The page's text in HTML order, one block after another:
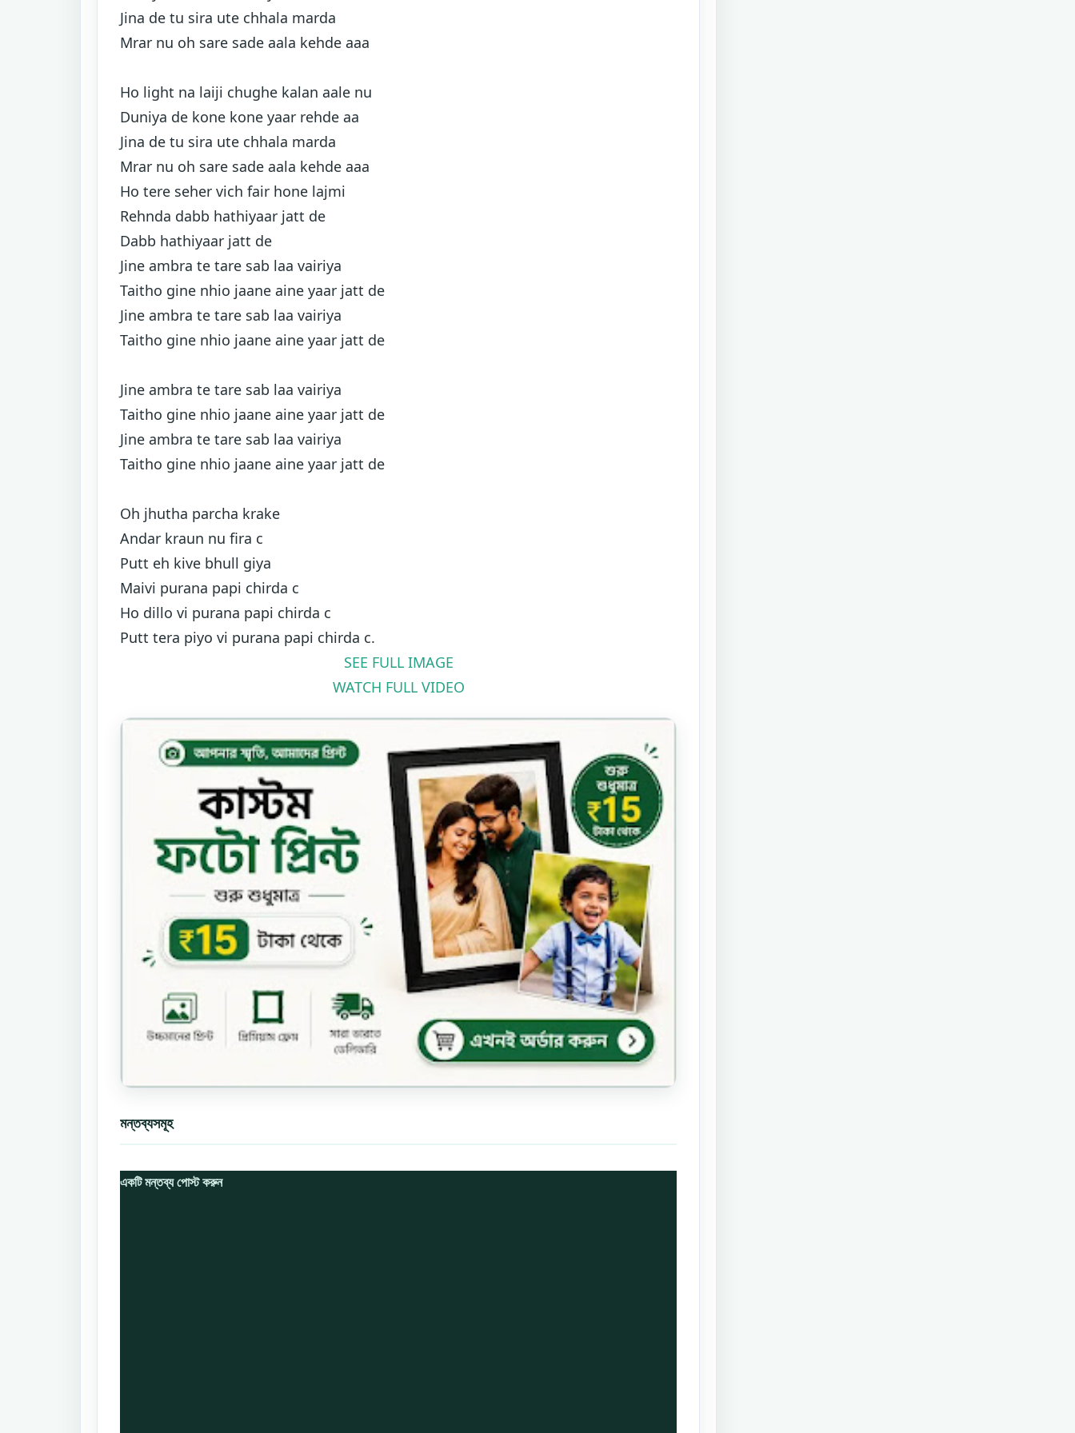
Jina de tu sira ute chhala marda
Mrar nu oh sare sade aala kehde aaa
Ho light na laiji chughe kalan aale nu
Duniya de kone kone yaar rehde aa
Jina de tu sira ute chhala marda
Mrar nu oh sare sade aala kehde aaa
Ho tere seher vich fair hone lajmi
Rehnda dabb hathiyaar jatt de
Dabb hathiyaar jatt de
Jine ambra te tare sab laa vairiya
Taitho gine nhio jaane aine yaar jatt de
Jine ambra te tare sab laa vairiya
Taitho gine nhio jaane aine yaar jatt de
Jine ambra te tare sab laa vairiya
Taitho gine nhio jaane aine yaar jatt de
Jine ambra te tare sab laa vairiya
Taitho gine nhio jaane aine yaar jatt de
Oh jhutha parcha krake
Andar kraun nu fira c
Putt eh kive bhull giya
Maivi purana papi chirda c
Ho dillo vi purana papi chirda c
Putt tera piyo vi purana papi chirda c.
SEE FULL IMAGE
WATCH FULL VIDEO
মন্তব্যসমূহ
একটি মন্তব্য পোস্ট করুন